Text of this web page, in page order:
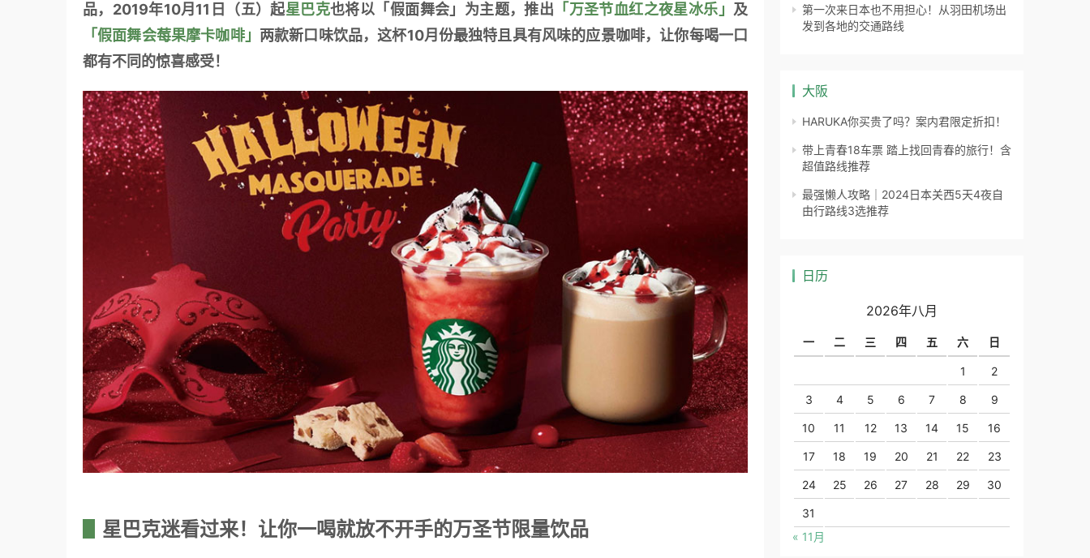
品，2019年10月11日（五）起星巴克也将以「假面舞会」为主题，推出 「万圣节血红之夜星冰乐」及
「假面舞会莓果摩卡咖啡」 两款新口味饮品，这杯10月份最独特且具有风味的应景咖啡，让你每喝一口
都有不同的惊喜感受！
星巴克迷看过来！让你一喝就放不开手的万圣节限量饮品
第一次来日本也不用担心！从羽田机场出
发到各地的交通路线
大阪
HARUKA你买贵了吗？案内君限定折扣！
带上青春18车票 踏上找回青春的旅行！含
超值路线推荐
最强懒人攻略｜2024日本关西5天4夜自
由行路线3选推荐
日历
2026年八月
一 二 三 四 五 六 日
1 2
3 4 5 6 7 8 9
10 11 12 13 14 15 16
17 18 19 20 21 22 23
24 25 26 27 28 29 30
31
« 11月